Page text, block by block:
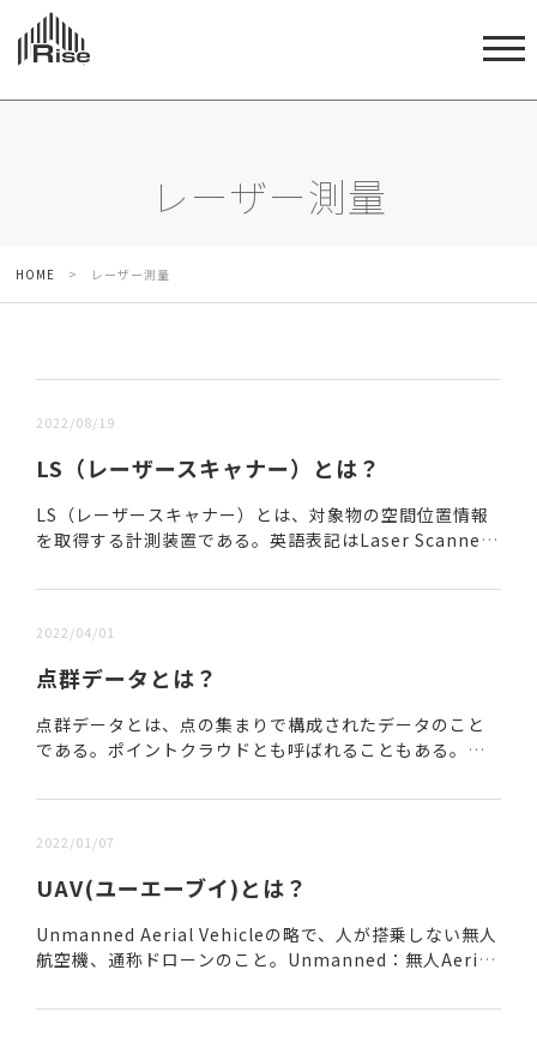
レーザー測量
HOME > レーザー測量
2022/08/19
LS（レーザースキャナー）とは？
LS（レーザースキャナー）とは、対象物の空間位置情報
を取得する計測装置である。英語表記はLaser Scanne
し、その反射波より対象物との相対位置...
2022/04/01
点群データとは？
点群データとは、点の集まりで構成されたデータのこと
である。ポイントクラウドとも呼ばれることもある。点
真と同様、多くの点が集まって画像となる原理を利用...
2022/01/07
UAV(ユーエーブイ)とは？
Unmanned Aerial Vehicleの略で、人が搭乗しない無人
航空機、通称ドローンのこと。Unmanned：無人Aerial
レーザ...